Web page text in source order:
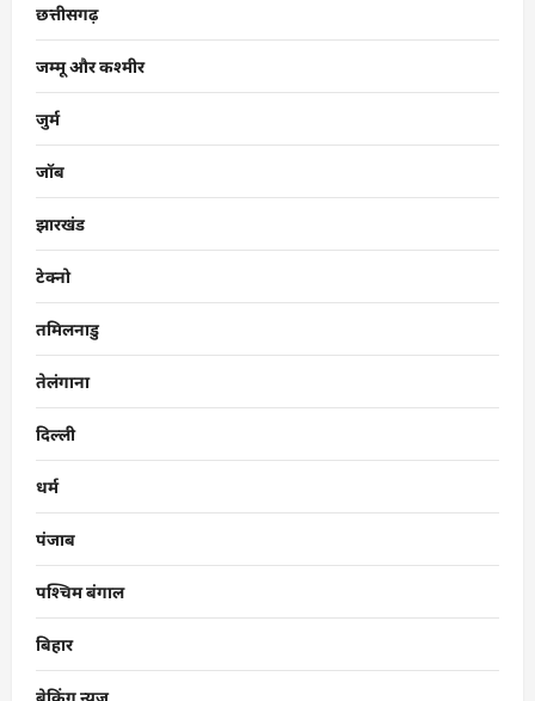
छत्तीसगढ़
जम्मू और कश्मीर
जुर्म
जॉब
झारखंड
टेक्नो
तमिलनाडु
तेलंगाना
दिल्ली
धर्म
पंजाब
पश्चिम बंगाल
बिहार
ब्रेकिंग न्यूज़